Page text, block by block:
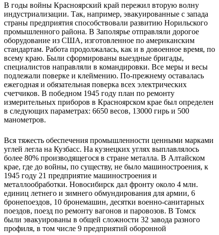
В годы войны Красноярский край пережил вторую волну
индустриализации. Так, например, эвакуированные с запада
страны предприятия способствовали развитию Норильского
промышленного района. В Заполярье отправляли дорогое
оборудование из США, изготовленное по американским
стандартам. Работа продолжалась, как и в довоенное время, по
всему краю. Были сформированы выездные бригады,
специалистов направляли в командировки. Все меры и весы
подлежали поверке и клеймению. По-прежнему оставалась
ежегодная и обязательная поверка всех электрических
счетчиков. В победном 1945 году план по ремонту
измерительных приборов в Красноярском крае был определен
в следующих параметрах: 6650 весов, 13000 гирь и 500
манометров.
Вся тяжесть обеспечения промышленности ценными марками
углей легла на Кузбасс. На кузнецких углях выплавлялось
более 80% производящегося в стране металла. В Алтайском
крае, где до войны, по существу, не было машиностроения, к
1945 году 21 предприятие машиностроения и
металлообработки. Новосибирск дал фронту около 4 млн.
единиц летнего и зимнего обмундирования для армии, 6
бронепоездов, 10 бронемашин, десятки военно-санитарных
поездов, поезд по ремонту вагонов и паровозов. В Томск
были эвакуированы в общей сложности 32 завода разного
профиля, в том числе 9 предприятий оборонной